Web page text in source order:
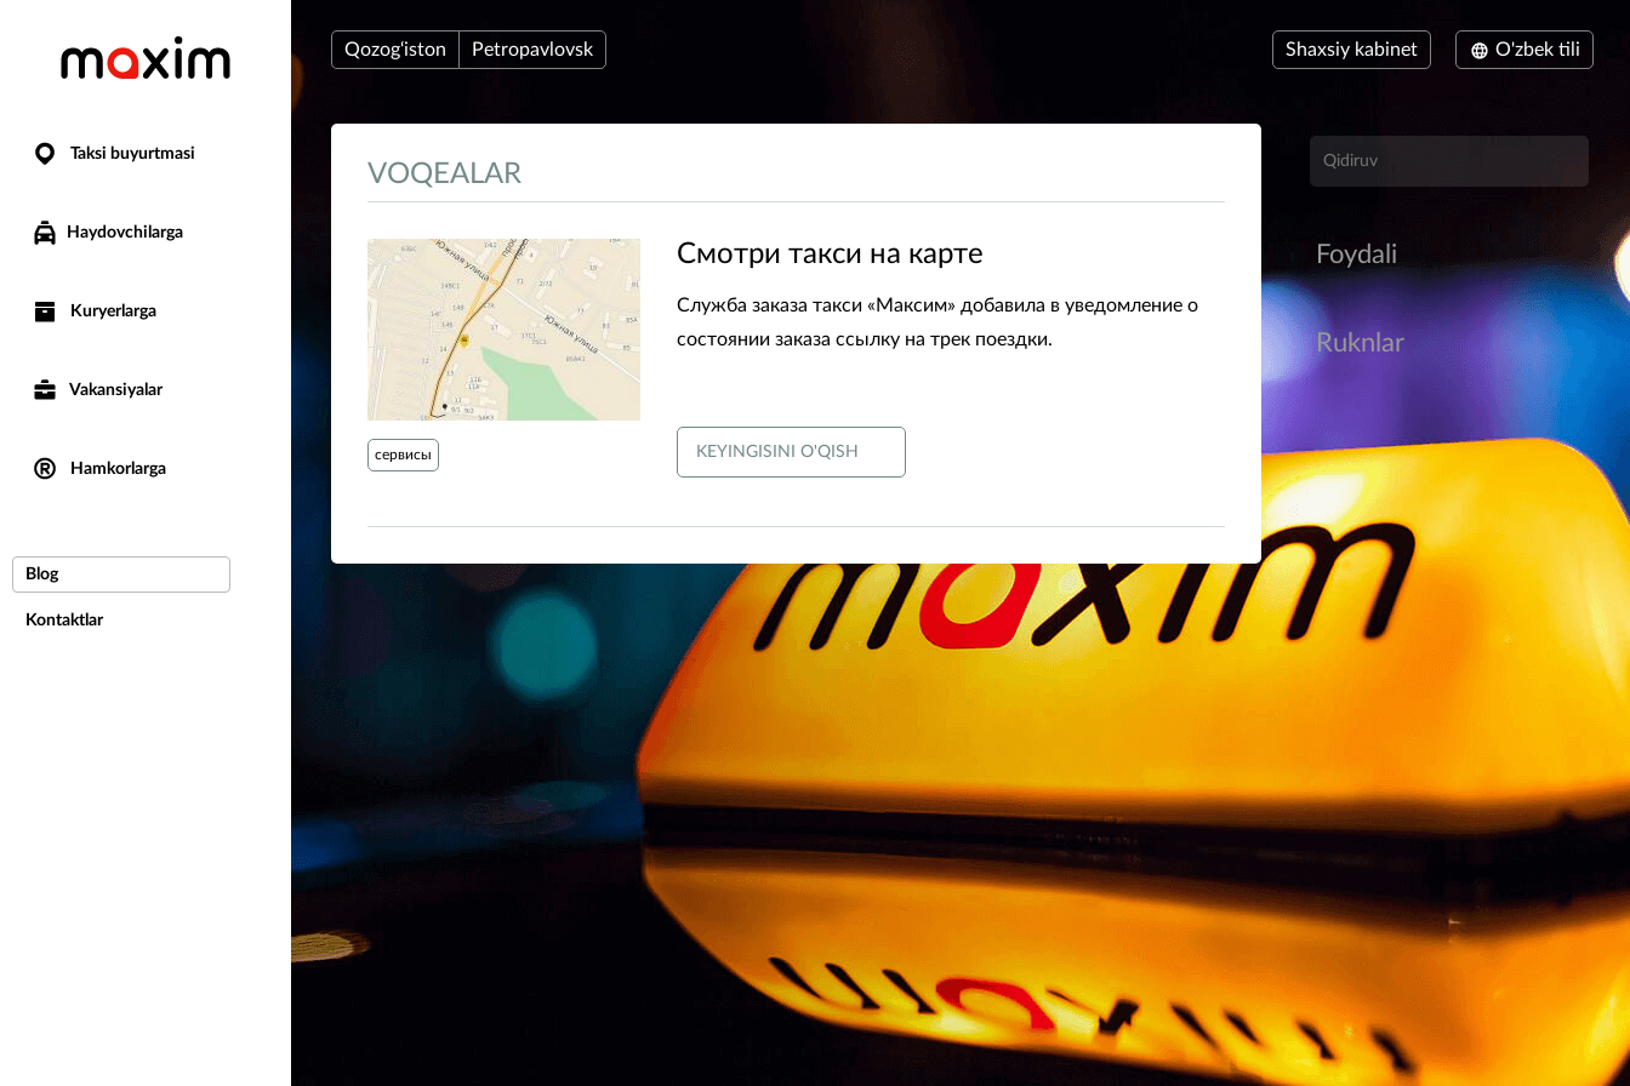
Taksi buyurtmasi
Haydovchilarga
Kuryerlarga
Vakansiyalar
Hamkorlarga
Blog
Kontaktlar
Qozog‘iston Petropavlovsk Shaxsiy kabinet O'zbek tili
VOQEALAR
сервисы
​Смотри такси на карте
Служба заказа такси «Максим» добавила в уведомление о
состоянии заказа ссылку на трек поездки.
KEYINGISINI O'QISH
Foydali
Ruknlar